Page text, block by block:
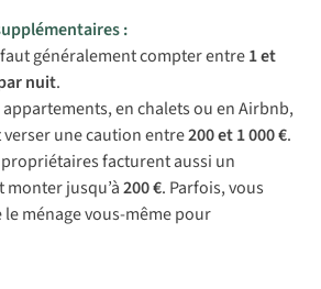
:
généralement compter entre1 et
nuit.
en chalets ou en Airbnb,
une caution entre200 et 1 000 €.
facturent aussi un
jusqu’à200 €. Parfois, vous
le ménage vous-même pour